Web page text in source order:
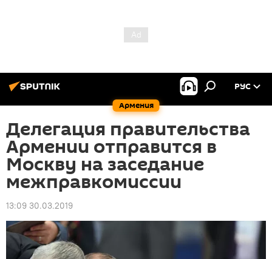
Армения
РУС
Делегация правительства
Армении отправится в
Москву на заседание
межправкомиссии
13:09 30.03.2019